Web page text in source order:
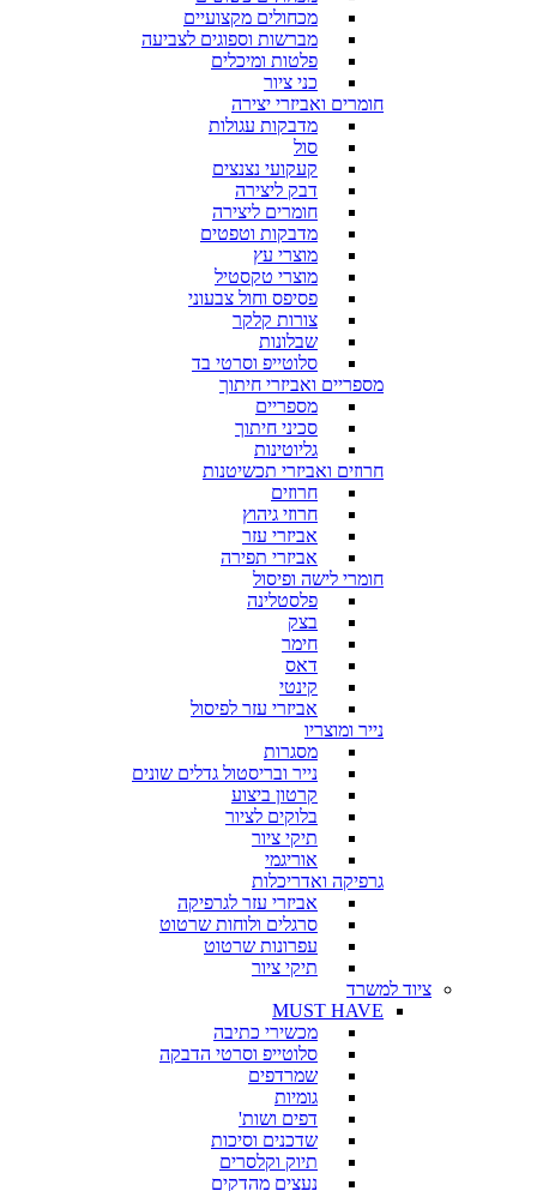
מכחולים מקצועיים
מברשות וספוגים לצביעה
פלטות ומיכלים
כני ציור
חומרים ואביזרי יצירה
מדבקות עגולות
סול
קעקועי נצנצים
דבק ליצירה
חומרים ליצירה
מדבקות וטפטים
מוצרי עץ
מוצרי טקסטיל
פסיפס וחול צבעוני
צורות קלקר
שבלונות
סלוטייפ וסרטי בד
מספריים ואביזרי חיתוך
מספריים
סכיני חיתוך
גליוטינות
חרוזים ואביזרי תכשיטנות
חרוזים
חרוזי גיהוץ
אביזרי עזר
אביזרי תפירה
חומרי לישה ופיסול
פלסטלינה
בצק
חימר
דאס
קינטי
אביזרי עזר לפיסול
נייר ומוצריו
מסגרות
נייר ובריסטול גדלים שונים
קרטון ביצוע
בלוקים לציור
תיקי ציור
אוריגמי
גרפיקה ואדריכלות
אביזרי עזר לגרפיקה
סרגלים ולוחות שרטוט
עפרונות שרטוט
תיקי ציור
ציוד למשרד
MUST HAVE
מכשירי כתיבה
סלוטייפ וסרטי הדבקה
שמרדפים
גומיות
דפים ושות'
שדכנים וסיכות
תיוק וקלסרים
נעצים מהדקים